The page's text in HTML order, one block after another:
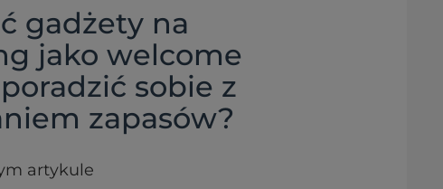
gadżety na
jako welcome
sobie z
zapasów?
artykule